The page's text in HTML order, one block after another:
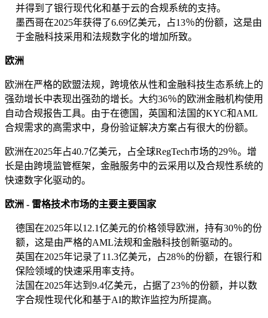
并得到了银行现代化和基于云的合规系统的支持。
墨西哥在2025年获得了6.69亿美元，占13％的份额，这是由
于金融科技采用和法规数字化的增加所致。
欧洲
欧洲在严格的欧盟法规，跨境依从性和金融科技生态系统上的
强劲增长中表现出强劲的增长。大约36％的欧洲金融机构使用
自动合规报告工具。由于在德国，英国和法国的KYC和AML
合规需求的高需求中，身份验证解决方案占有很大的份额。
欧洲在2025年占40.7亿美元，占全球RegTech市场的29％。增
长是由跨境监管框架，金融服务中的云采用以及合规性系统的
快速数字化驱动的。
欧洲 - 雷格技术市场的主要主要国家
德国在2025年以12.1亿美元的价格领导欧洲，持有30％的份
额，这是由严格的AML法规和金融科技创新驱动的。
英国在2025年记录了11.3亿美元，占28％的份额，在银行和
保险领域的快速采用率支持。
法国在2025年达到9.4亿美元，占据了23％的份额，并以数
字合规性现代化和基于AI的欺诈监控为所提高。